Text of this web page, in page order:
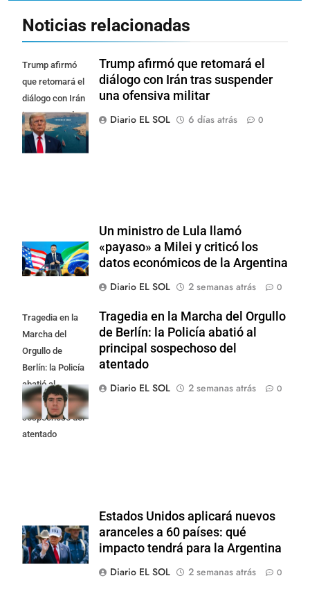
Noticias relacionadas
Trump afirmó
que retomará el
diálogo con Irán
tras suspender
una ofensiva
militar
Trump afirmó que retomará el
diálogo con Irán tras suspender
una ofensiva militar
Diario EL SOL
6 días atrás 0
Un ministro de Lula llamó
«payaso» a Milei y criticó los
datos económicos de la Argentina
Diario EL SOL
2 semanas atrás 0
Tragedia en la
Marcha del
Orgullo de
Berlín: la Policía
abatió al
principal
sospechoso del
atentado
Tragedia en la Marcha del Orgullo
de Berlín: la Policía abatió al
principal sospechoso del
atentado
Diario EL SOL
2 semanas atrás 0
Estados Unidos aplicará nuevos
aranceles a 60 países: qué
impacto tendrá para la Argentina
Diario EL SOL
2 semanas atrás 0